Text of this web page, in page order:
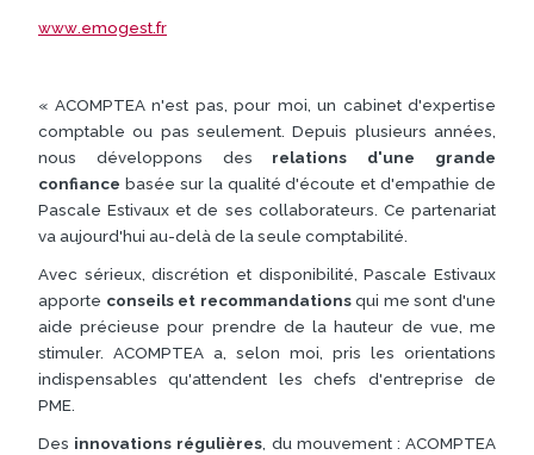
www .emogest.fr
« ACOMPTEA n'est pas, pour moi, un cabinet d'expertise
comptable ou pas seulement. Depuis plusieurs années,
nous développons des relations d'une grande
confiance basée sur la qualité d'écoute et d'empathie de
Pascale Estivaux et de ses collaborateurs. Ce partenariat
va aujourd'hui au-delà de la seule comptabilité.
Avec sérieux, discrétion et disponibilité, Pascale Estivaux
apporte conseils et recommandationsqui me sont d'une
aide précieuse pour prendre de la hauteur de vue, me
stimuler. ACOMPTEA a, selon moi, pris les orientations
indispensables qu'attendent les chefs d'entreprise de
PME.
Des innovations régulières , du mouvement : ACOMPTEA